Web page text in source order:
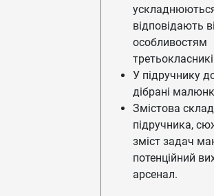
відповідають
особливостям
У підручнику
дібрані
Змістова
підручника,
зміст задач
потенційний
арсенал.